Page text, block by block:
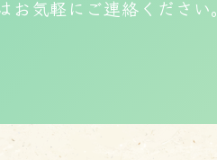
お気軽にご連絡ください。